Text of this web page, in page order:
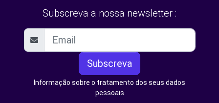
Subscreva a nossa newsletter :
Subscreva
Informação sobre o tratamento dos seus dados
pessoais